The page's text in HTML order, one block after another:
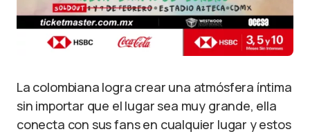
La colombiana logra crear una atmósfera íntima
sin importar que el lugar sea muy grande, ella
conecta con sus fans en cualquier lugar y estos